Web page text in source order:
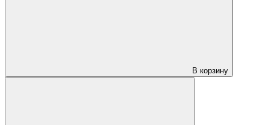
В корзину